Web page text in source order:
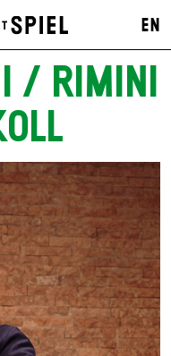
EN
/ RIMINI